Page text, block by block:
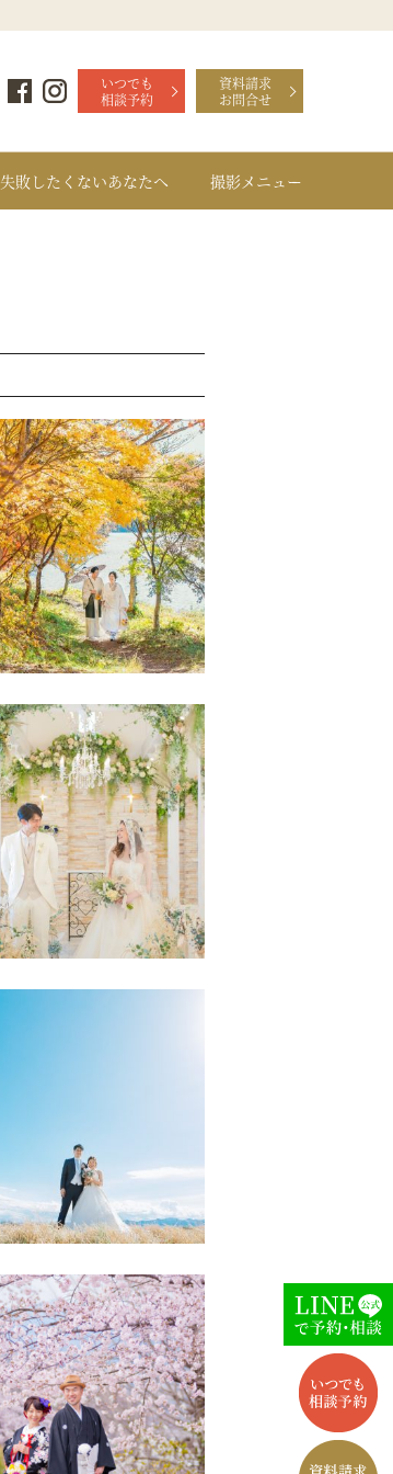
FacebookInstagram
いつでも
相談予約
資料請求
お問合せ
失敗したくないあなたへ 撮影メニュー